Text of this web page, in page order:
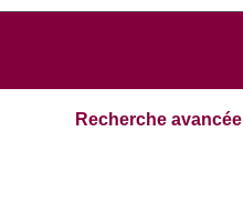
Recherche avancée